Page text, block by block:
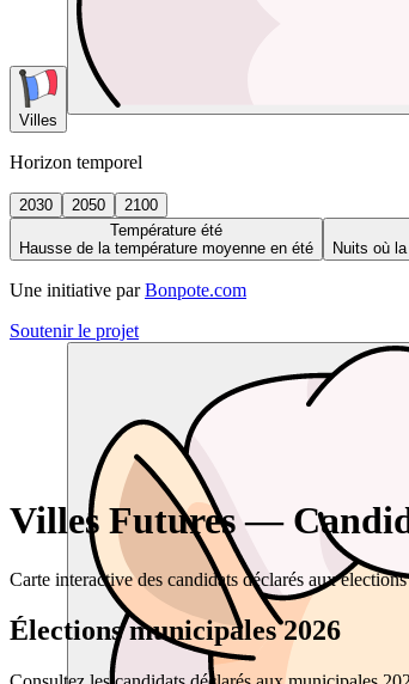
Villes
Horizon temporel
2030 2050
2100
Température été
Hausse de la température moyenne en été
Nuits où
Une initiative par Bonpote.com
Soutenir le projet
Villes Futures —
Carte interactive des candidats déclarés aux
Élections municipales 2026